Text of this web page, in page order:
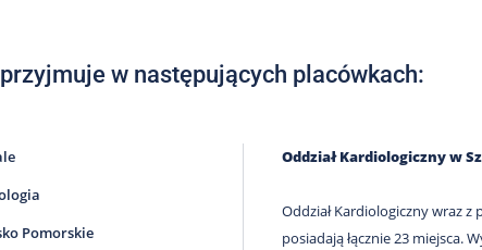
w następujących placówkach:
Pomorskie
Oddział Kardiologiczny w
Oddział Kardiologiczny wraz
posiadają łącznie 23 miejsca.